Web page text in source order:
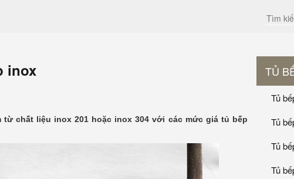
inox
chất liệu inox 201 hoặc inox 304 với các mức giá tủ bếp
TỦ
Tủ
Tủ
Tủ
Tủ